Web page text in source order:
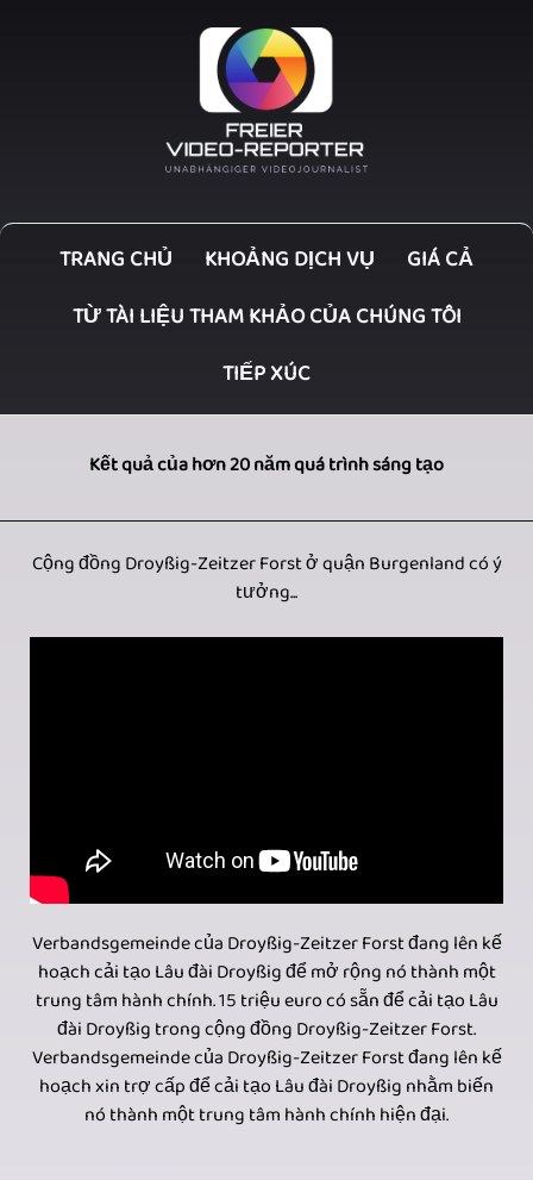
TRANG CHỦ KHOẢNG DỊCH VỤ
GIÁ CẢ
TỪ TÀI LIỆU THAM KHẢO CỦA CHÚNG TÔI
TIẾP XÚC
Kết quả của hơn 20 năm quá trình sáng tạo
Cộng đồng Droyßig-Zeitzer Forst ở quận Burgenland có ý
tưởng...
Verbandsgemeinde của Droyßig-Zeitzer Forst đang lên kế
hoạch cải tạo Lâu đài Droyßig để mở rộng nó thành một
trung tâm hành chính. 15 triệu euro có sẵn để cải tạo Lâu
đài Droyßig trong cộng đồng Droyßig-Zeitzer Forst.
Verbandsgemeinde của Droyßig-Zeitzer Forst đang lên kế
hoạch xin trợ cấp để cải tạo Lâu đài Droyßig nhằm biến
nó thành một trung tâm hành chính hiện đại.